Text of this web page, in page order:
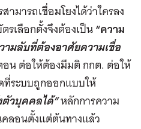
มารถเชื่อมโยงได้ว่าใครลง
รเลือกตั้งจึงต้องเป็น“ความ
ามลับที่ต้องอาศัยความเชื่อ
น ต่อให้ต้องมีมติ กกต. ต่อให้
ที่ระบบถูกออกแบบให้
ตัวบุคคลได้”หลักการความ
ลอนตั้งแต่ต้นทางแล้ว